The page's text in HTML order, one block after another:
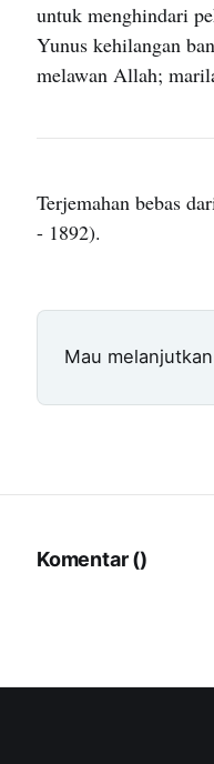
untuk menghindari
Yunus kehilangan
melawan Allah;
Terjemahan bebas
- 1892).
Mau
Komentar ()